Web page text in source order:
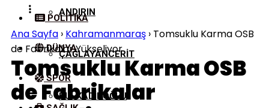
ANDIRIN
ÇAĞLAYANCERIT
DULKADIROĞLU
POLITIKA
DÜNYA
SPOR
Ana Sayfa › Kahramanmaraş › Tomsuklu Karma OSB
de Fabrikalar Yükseliyor
Tomsuklu Karma OSB
de Fabrikalar